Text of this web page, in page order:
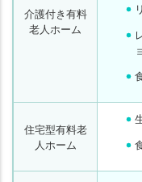
介護付き有料
老人ホーム
住宅型有料老
人ホーム